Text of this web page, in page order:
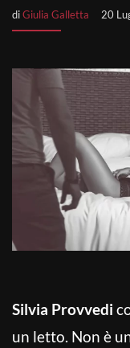
diGiulia Galletta 20
Silvia Provvedi
un letto. Non è